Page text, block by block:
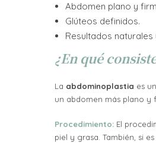
Abdomen plano y
Glúteos definidos.
Resultados
¿En qué
La abdominoplastia es
un abdomen más plano y
Procedimiento: El
piel y grasa. También, si